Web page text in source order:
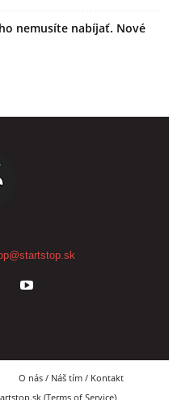
nemusíte nabíjať. Nové
O nás / Náš tím / Kontakt
(Terms of Service)